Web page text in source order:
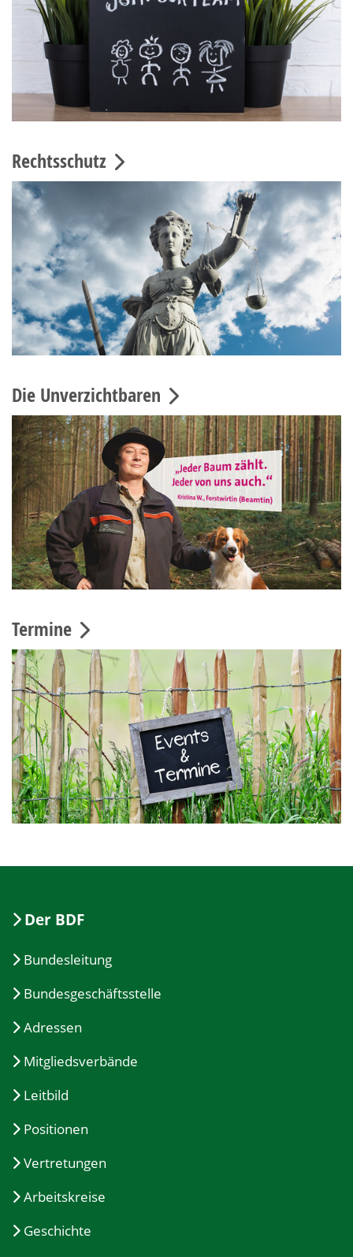
Rechtsschutz
Die Unverzichtbaren
Termine
Der BDF
Bundesleitung
Bundesgeschäftsstelle
Adressen
Mitgliedsverbände
Leitbild
Positionen
Vertretungen
Arbeitskreise
Geschichte